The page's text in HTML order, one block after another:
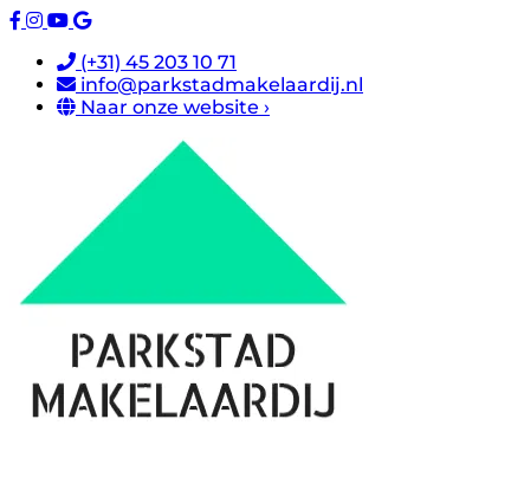
(+31) 45 203 10 71
info@parkstadmakelaardij.nl
Naar onze website ›